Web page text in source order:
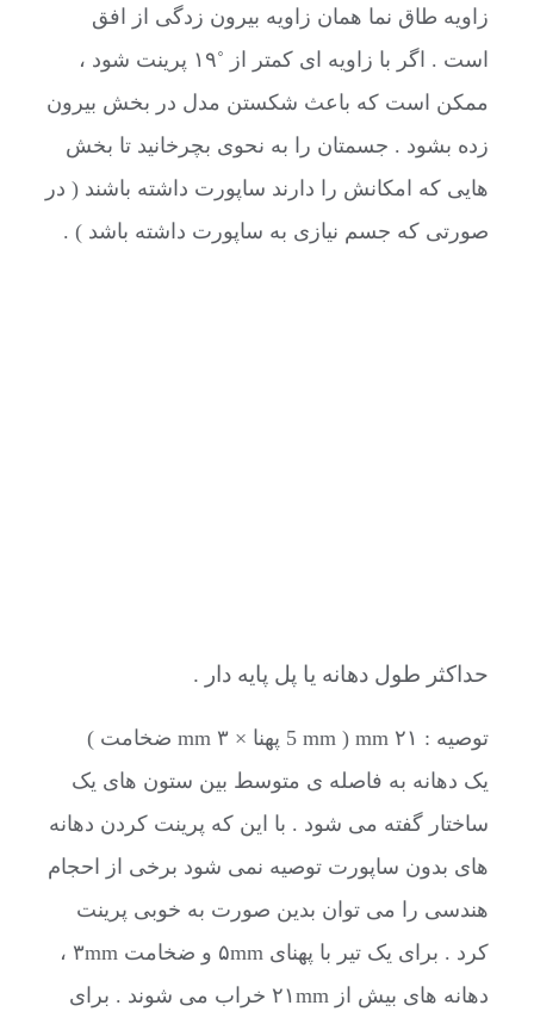
زاویه طاق نما همان زاویه بیرون زدگی از افق
است . اگر با زاویه ای کمتر از ˚۱۹ پرینت شود ،
ممکن است که باعث شکستن مدل در بخش بیرون
زده بشود . جسمتان را به نحوی بچرخانید تا بخش
هایی که امکانش را دارند ساپورت داشته باشند ( در
صورتی که جسم نیازی به ساپورت داشته باشد ) .
حداکثر طول دهانه یا پل پایه دار .
توصیه : ۲۱ mm ( 5 mm پهنا × ۳ mm ضخامت )
یک دهانه به فاصله ی متوسط بین ستون های یک
ساختار گفته می شود . با این که پرینت کردن دهانه
های بدون ساپورت توصیه نمی شود برخی از احجام
هندسی را می توان بدین صورت به خوبی پرینت
کرد . برای یک تیر با پهنای ۵mm و ضخامت ۳mm ،
دهانه های بیش از ۲۱mm خراب می شوند . برای